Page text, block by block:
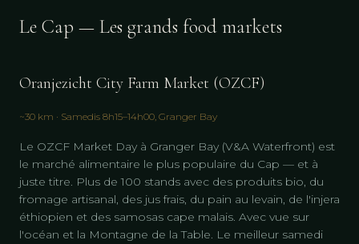
Le Cap — Les grands food markets
Oranjezicht City Farm Market (OZCF)
~30 km · Samedis 8h15–14h00, Granger Bay
Le OZCF Market Day à Granger Bay (V&A Waterfront) est
le marché alimentaire le plus populaire du Cap — et à
juste titre. Plus de 100 stands avec des produits bio, du
fromage artisanal, des jus frais, du pain au levain, de l'injera
éthiopien et des samosas cape malais. Avec vue sur
l'océan et la Montagne de la Table. Le meilleur samedi